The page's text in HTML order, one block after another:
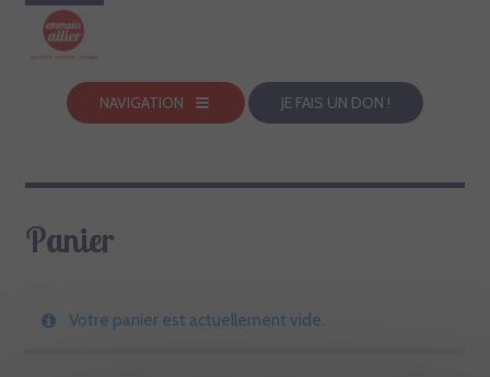
NAVIGATION JE FAIS UN DON !
Panier
Votre panier est actuellement vide.